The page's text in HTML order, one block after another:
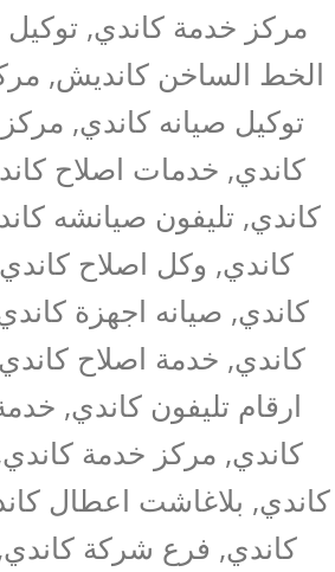
مركز خدمة كاندي, توكيل
الخط الساخن كانديش,
توكيل صيانه كاندي,
كاندي, خدمات اصلاح
كاندي, تليفون صيانشه
كاندي, وكل اصلاح
كاندي, صيانه اجهزة
كاندي, خدمة اصلاح
ارقام تليفون كاندي,
كاندي, مركز خدمة
كاندي, بلاغاشت اعطال
كاندي, فرع شركة